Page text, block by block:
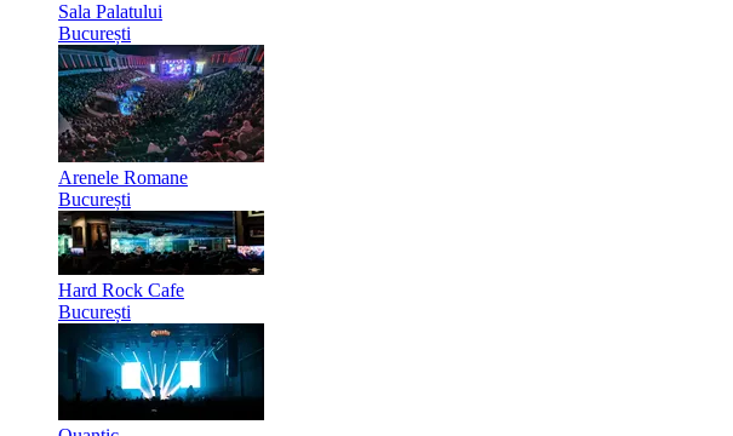
Sala Palatului
București
Arenele Romane
București
Hard Rock Cafe
București